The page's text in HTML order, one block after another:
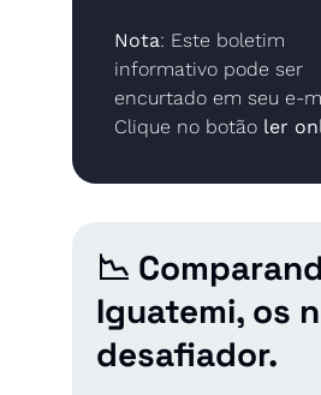
Nota: Este boletim
informativo pode ser
encurtado em seu e-
Clique no botão ler
📉
Iguatemi, os
desafiador.